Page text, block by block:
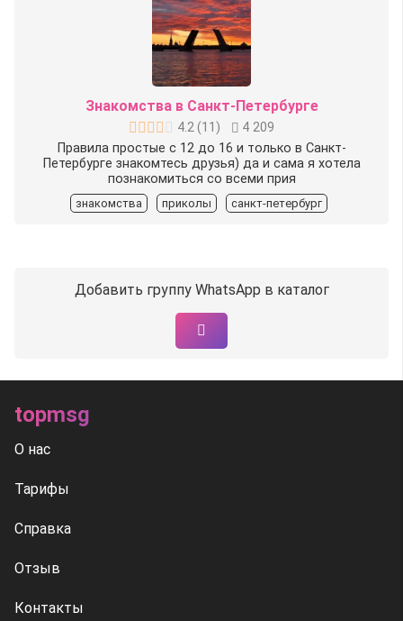
Знакомства в Санкт-Петербурге
4.2(11 )
4 209
Правила простые с 12 до 16 и только в Санкт-
Петербурге знакомтесь друзья) да и сама я хотела
познакомиться со всеми прия
знакомства приколы санкт-петербург
Добавить группу WhatsApp в каталог
topmsg
О нас
Тарифы
Справка
Отзыв
Контакты